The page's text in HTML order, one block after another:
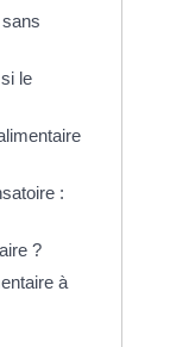
le
:
?
à